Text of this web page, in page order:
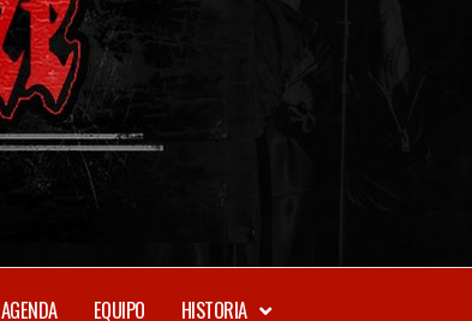
WEBZINE
AGENDA EQUIPO HISTORIA